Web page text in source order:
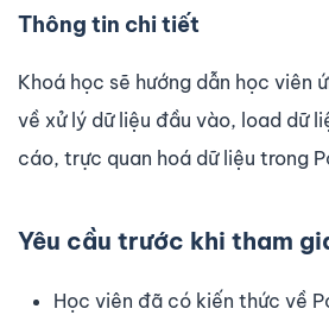
Thông tin chi tiết
​Khoá học sẽ hướng dẫn học viên
về xử lý dữ liệu đầu vào, load dữ
cáo, trực quan hoá dữ liệu trong
Yêu cầu trước khi tham
Học viên đã có kiến thức về